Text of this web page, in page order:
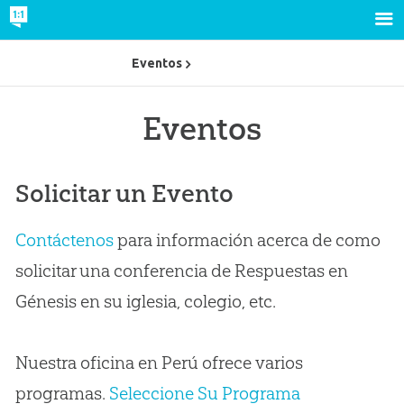
Eventos
Solicitar un Evento
Contáctenospara información acerca de como
solicitar una conferencia de Respuestas en
Génesis en su iglesia, colegio, etc.
Nuestra oficina en Perú ofrece varios
programas. Seleccione Su Programa
Eventos